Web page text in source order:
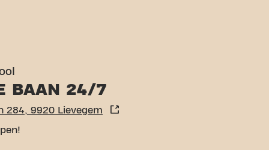
BAAN 24/7
284, 9920 Lievegem